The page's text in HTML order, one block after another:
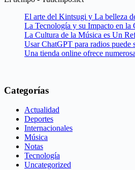
El arte del Kintsugi y La belleza
La Tecnología y su Impacto en la
La Cultura de la Música es Un
Usar ChatGPT para radios puede
Una tienda online ofrece
Categorías
Actualidad
Deportes
Internacionales
Música
Notas
Tecnología
Uncategorized